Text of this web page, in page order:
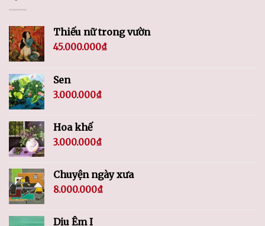
Thiếu nữ trong vườn
45.000.000₫
Sen
3.000.000₫
Hoa khế
3.000.000₫
Chuyện ngày xưa
8.000.000₫
Dịu Êm I